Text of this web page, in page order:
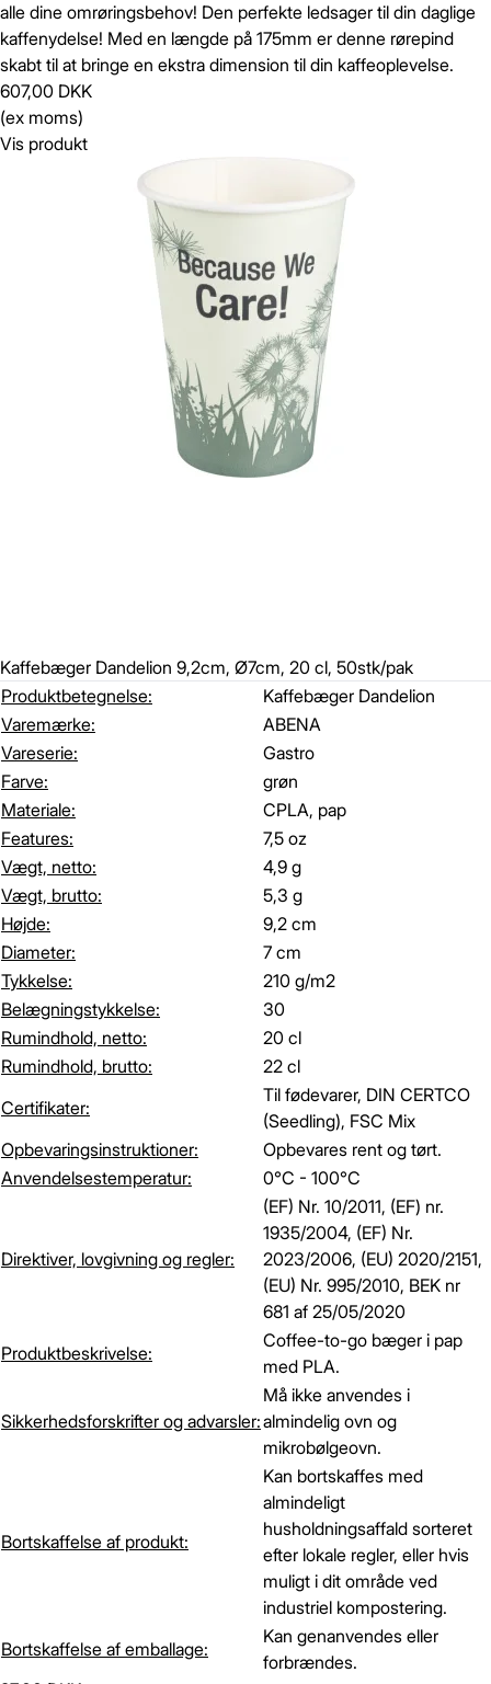
alle dine omrøringsbehov! Den perfekte ledsager til din daglige
kaffenydelse! Med en længde på 175mm er denne rørepind
skabt til at bringe en ekstra dimension til din kaffeoplevelse.
607,00 DKK
(ex moms)
Vis produkt
Kaffebæger Dandelion 9,2cm, Ø7cm, 20 cl, 50stk/pak
Produktbetegnelse:
Kaffebæger Dandelion
Varemærke:
ABENA
Vareserie:
Gastro
Farve:
grøn
Materiale:
CPLA, pap
Features:
7,5 oz
Vægt, netto:
4,9 g
Vægt, brutto:
5,3 g
Højde:
9,2 cm
Diameter:
7 cm
Tykkelse:
210 g/m2
Belægningstykkelse:
30
Rumindhold, netto:
20 cl
Rumindhold, brutto:
22 cl
Certifikater:
Til fødevarer, DIN CERTCO
(Seedling), FSC Mix
Opbevaringsinstruktioner:
Opbevares rent og tørt.
Anvendelsestemperatur:
0°C - 100°C
Direktiver, lovgivning og regler:
(EF) Nr. 10/2011, (EF) nr.
1935/2004, (EF) Nr.
2023/2006, (EU) 2020/2151,
(EU) Nr. 995/2010, BEK nr
681 af 25/05/2020
Produktbeskrivelse:
Coffee-to-go bæger i pap
med PLA.
Sikkerhedsforskrifter og advarsler:
Må ikke anvendes i
almindelig ovn og
mikrobølgeovn.
Bortskaffelse af produkt:
Kan bortskaffes med
almindeligt
husholdningsaffald sorteret
efter lokale regler, eller hvis
muligt i dit område ved
industriel kompostering.
Bortskaffelse af emballage:
Kan genanvendes eller
forbrændes.